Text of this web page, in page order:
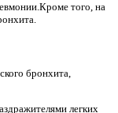
того, на
бронхита,
легких